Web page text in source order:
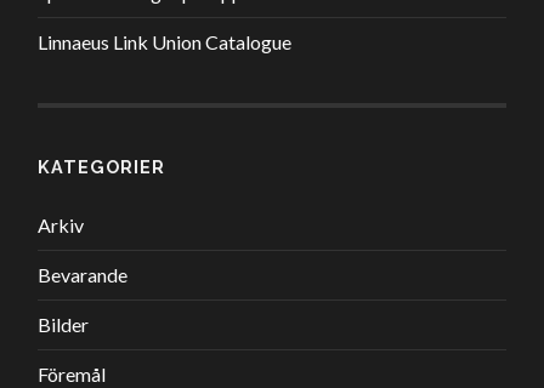
Linnaeus Link Union Catalogue
KATEGORIER
Arkiv
Bevarande
Bilder
Föremål